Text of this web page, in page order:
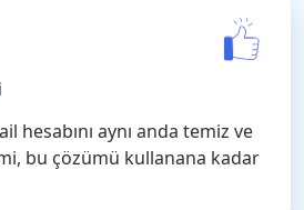
hesabını aynı anda temiz ve
bu çözümü kullanana kadar